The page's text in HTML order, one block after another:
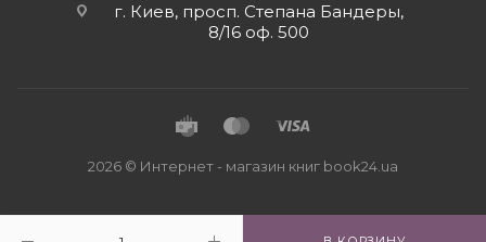
г. Киев, просп. Степана Бандеры,
8/16 оф. 500
2026 © Интернет - магазин книг book24.ua